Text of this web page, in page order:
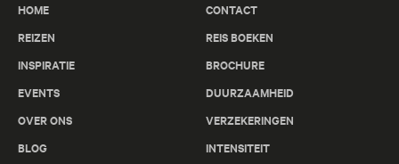
HOME
REIZEN
INSPIRATIE
EVENTS
OVER ONS
BLOG
CONTACT
REIS BOEKEN
BROCHURE
DUURZAAMHEID
VERZEKERINGEN
INTENSITEIT